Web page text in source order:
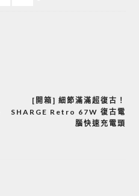
[開箱] 細節滿滿超復古！
SHARGE Retro 67W 復古電
腦快速充電頭